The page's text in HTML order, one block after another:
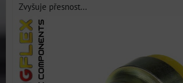
Zvyšuje přesnost...